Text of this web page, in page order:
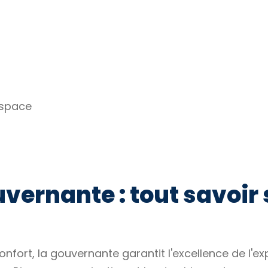
: tout savoir
la gouvernante garantit l'excellence de